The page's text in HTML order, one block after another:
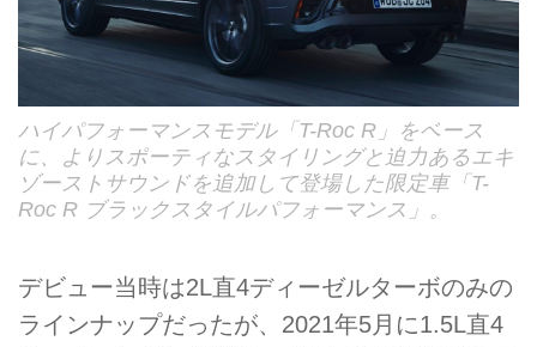
ハイパフォーマンスモデル「T-Roc R」をベース
に、よりスポーティなスタイリングと迫力あるエキ
ゾーストサウンドを追加して登場した限定車「T-
Roc R ブラックスタイルパフォーマンス」。
デビュー当時は2L直4ディーゼルターボのみの
ラインナップだったが、2021年5月に1.5L直4